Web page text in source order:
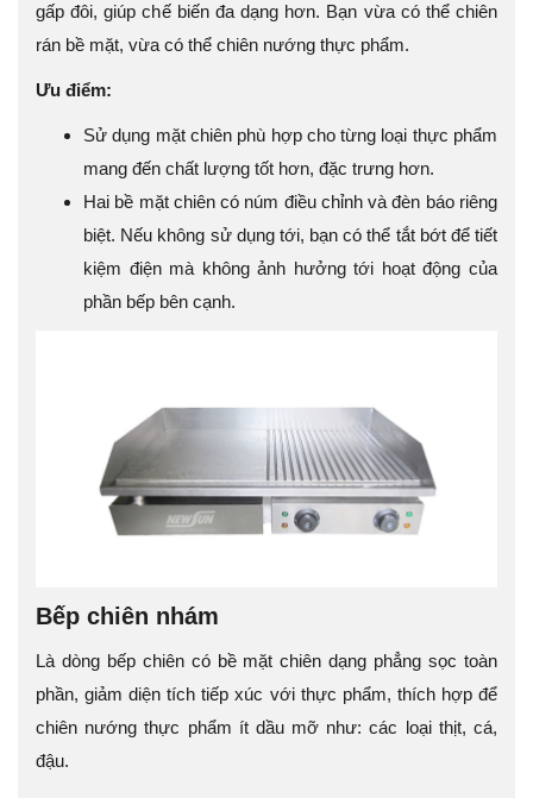
gấp đôi, giúp chế biến đa dạng hơn. Bạn vừa có thể chiên
rán bề mặt, vừa có thể chiên nướng thực phẩm.
Ưu điểm:
Sử dụng mặt chiên phù hợp cho từng loại thực phẩm
mang đến chất lượng tốt hơn, đặc trưng hơn.
Hai bề mặt chiên có núm điều chỉnh và đèn báo riêng
biệt. Nếu không sử dụng tới, bạn có thể tắt bớt để tiết
kiệm điện mà không ảnh hưởng tới hoạt động của
phần bếp bên cạnh.
Bếp chiên nhám
Là dòng bếp chiên có bề mặt chiên dạng phẳng sọc toàn
phần, giảm diện tích tiếp xúc với thực phẩm, thích hợp để
chiên nướng thực phẩm ít dầu mỡ như: các loại thịt, cá,
đậu.